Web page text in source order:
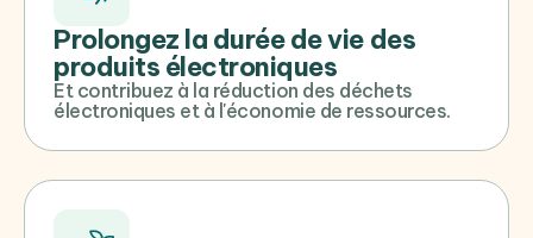
Prolongez la durée de vie des
produits électroniques
Et contribuez à la réduction des déchets
électroniques et à l'économie de ressources.